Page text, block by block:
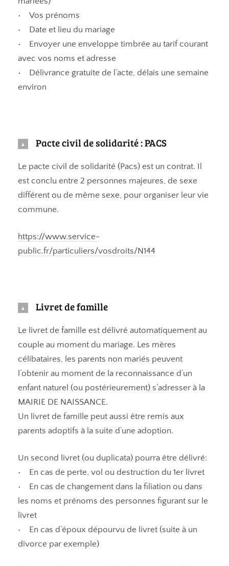
• Vos prénoms
• Date et lieu du mariage
• Envoyer une enveloppe timbrée au tarif courant
avec vos noms et adresse
• Délivrance gratuite de l’acte, délais une semaine
environ
Pacte civil de solidarité : PACS
Le pacte civil de solidarité (Pacs) est un contrat. Il
est conclu entre 2 personnes majeures, de sexe
différent ou de même sexe, pour organiser leur vie
commune.
https://www.service-
public.fr/particuliers/vosdroits/N144
Livret de famille
Le livret de famille est délivré automatiquement au
couple au moment du mariage. Les mères
célibataires, les parents non mariés peuvent
l’obtenir au moment de la reconnaissance d’un
enfant naturel (ou postérieurement) s’adresser à la
MAIRIE DE NAISSANCE.
Un livret de famille peut aussi être remis aux
parents adoptifs à la suite d’une adoption.
Un second livret (ou duplicata) pourra être délivré:
• En cas de perte, vol ou destruction du 1er livret
• En cas de changement dans la filiation ou dans
les noms et prénoms des personnes figurant sur le
livret
• En cas d’époux dépourvu de livret (suite à un
divorce par exemple)